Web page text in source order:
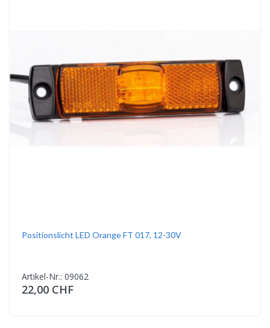
Positionslicht LED Orange FT 017, 12-30V
Artikel-Nr.: 09062
22,00 CHF